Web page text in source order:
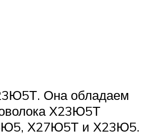
Она обладаем
Х23Ю5Т
Х27Ю5Т и Х23Ю5.